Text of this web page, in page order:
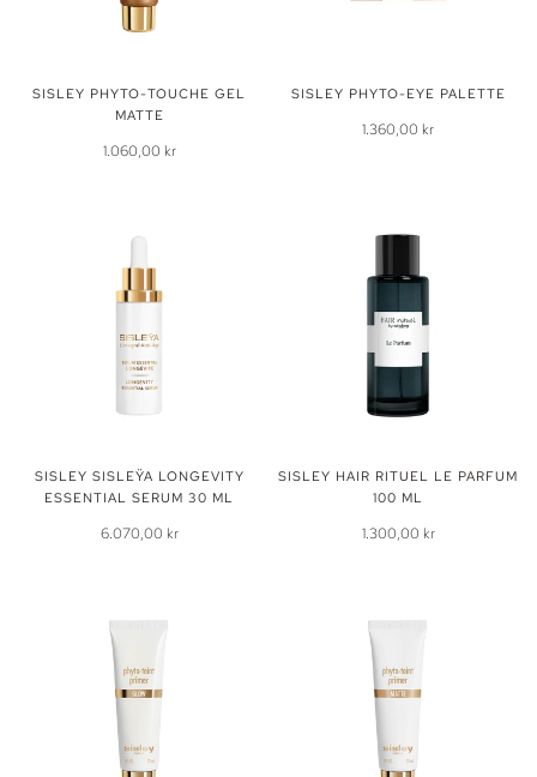
SISLEY PHYTO-TOUCHE GEL
MATTE
1.060,00 kr
SISLEY PHYTO-EYE PALETTE
1.360,00 kr
SISLEY SISLEŸA LONGEVITY
ESSENTIAL SERUM 30 ML
6.070,00 kr
SISLEY HAIR RITUEL LE PARFUM
100 ML
1.300,00 kr